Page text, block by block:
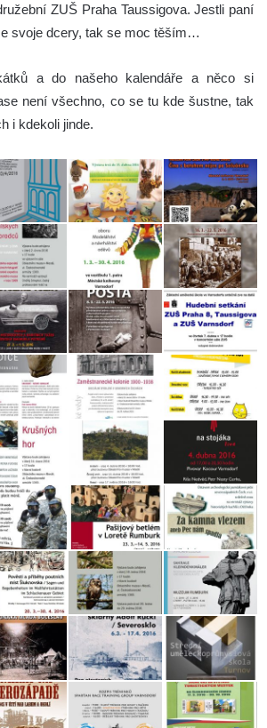
ZUŠ Praha Taussigova. Jestli paní
svoje dcery, tak se moc těším…
a do našeho kalendáře a něco si
není všechno, co se tu kde šustne, tak
i kdekoli jinde.